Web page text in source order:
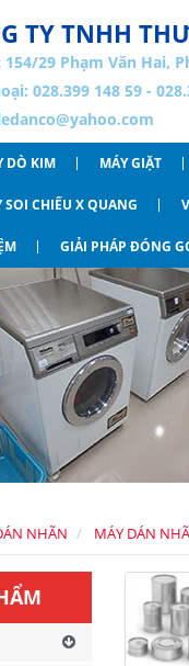
TY TNHH
154/29 Phạm Văn Hai,
028.399 148 59 -
DÒ KIM MÁY GIẶT
SOI CHIẾU X QUANG
GIẢI PHÁP ĐÓNG
NHÃN MÁY DÁN